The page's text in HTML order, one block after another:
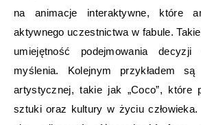
na animacje interaktywne, które
aktywnego uczestnictwa w fabule.
umiejętność podejmowania decyzji
myślenia. Kolejnym przykładem
artystycznej, takie jak „Coco”, które
sztuki oraz kultury w życiu